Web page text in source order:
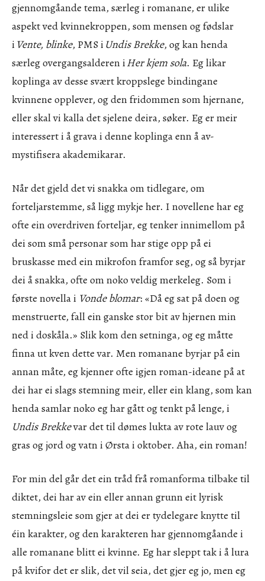
gjennomgåande tema, særleg i romanane, er ulike
aspekt ved kvinnekroppen, som mensen og fødslar
i Vente, blinke, PMS i Undis Brekke, og kan henda
særleg overgangsalderen iHer kjem sola. Eg likar
koplinga av desse svært kroppslege bindingane
kvinnene opplever, og den fridommen som hjernane,
eller skal vi kalla det sjelene deira, søker. Eg er meir
interessert i å grava i denne koplinga enn å av-
mystifisera akademikarar.
Når det gjeld det vi snakka om tidlegare, om
forteljarstemme, så ligg mykje her. I novellene har eg
ofte ein overdriven forteljar, eg tenker innimellom på
dei som små personar som har stige opp på ei
bruskasse med ein mikrofon framfor seg, og så byrjar
dei å snakka, ofte om noko veldig merkeleg. Som i
første novella i Vonde blomar: «Då eg sat på doen og
menstruerte, fall ein ganske stor bit av hjernen min
ned i doskåla.» Slik kom den setninga, og eg måtte
finna ut kven dette var. Men romanane byrjar på ein
annan måte, eg kjenner ofte igjen roman-ideane på at
dei har ei slags stemning meir, eller ein klang, som kan
henda samlar noko eg har gått og tenkt på lenge, i
Undis Brekkevar det til dømes lukta av rote lauv og
gras og jord og vatn i Ørsta i oktober. Aha, ein roman!
For min del går det ein tråd frå romanforma tilbake til
diktet, dei har av ein eller annan grunn eit lyrisk
stemningsleie som gjer at dei er tydelegare knytte til
éin karakter, og den karakteren har gjennomgåande i
alle romanane blitt ei kvinne. Eg har sleppt tak i å lura
på kvifor det er slik, det vil seia, det gjer eg jo, men eg